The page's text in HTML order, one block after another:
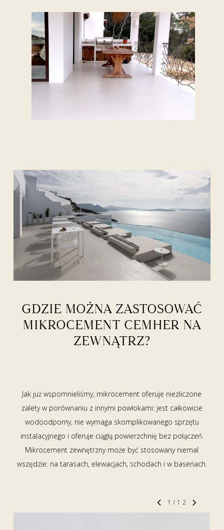
GDZIE MOŻNA ZASTOSOWAĆ
MIKROCEMENT CEMHER NA
ZEWNĄTRZ?
Jak już wspomnieliśmy, mikrocement oferuje niezliczone
zalety w porównaniu z innymi powłokami: jest całkowicie
wodoodporny, nie wymaga skomplikowanego sprzętu
instalacyjnego i oferuje ciągłą powierzchnię bez połączeń.
Mikrocement zewnętrzny może być stosowany niemal
wszędzie: na tarasach, elewacjach, schodach i w basenach.
1/ 12